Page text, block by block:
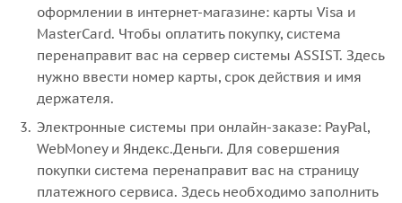
оформлении в интернет-магазине: карты Visa и
MasterCard. Чтобы оплатить покупку, система
перенаправит вас на сервер системы ASSIST. Здесь
нужно ввести номер карты, срок действия и имя
держателя.
Электронные системы при онлайн-заказе: PayPal,
WebMoney и Яндекс.Деньги. Для совершения
покупки система перенаправит вас на страницу
платежного сервиса. Здесь необходимо заполнить